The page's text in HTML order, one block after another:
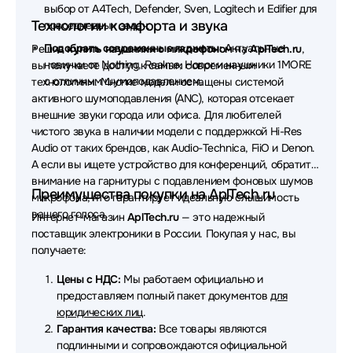
Наушники MUSIC PUBLIC KINGDOM
Наушники AverMedia Наушники OLMIO
Наушники Nothing Наушники Canyon
Наушники Dark Project Наушники Lyambda
Наушники AKG Наушники JVC
Наушники CROWN micro Наушники Ttec
Наушники X-Game Наушники Koss
Наушники Bowers & Wilkins Наушники Ritmix
Наушники MSI Наушники Hama
Наушники EPOS Наушники Dunu
выбор от A4Tech, Defender, Sven, Logitech и Edifier для
повседневных задач.
Подобрать современные гаджеты:Актуальные
новинки от Nothing, Realme, Honor и наушники 1MORE
с отличным шумоподавлением.
Технологии комфорта и звука
Решивкупить наушники с микрофономнаAplTech.ru,
вы получаете доступ к самым современным
технологиям. Многие модели оснащены системой
активного шумоподавления (ANC), которая отсекает
внешние звуки города или офиса. Для любителей
чистого звука в наличии модели с поддержкой Hi-Res
Audio от таких брендов, как Audio-Technica, FiiO и Denon.
А если вы ищете устройство для конференций, обратите
внимание на гарнитуры с подавлением фоновых шумов
микрофона, что гарантирует идеальную слышимость
вашего голоса.
Преимущества покупки на AplTech.ru
Интернет-магазин AplTech.ru— это надежный
поставщик электроники в России. Покупая у нас, вы
получаете:
Цены с НДС: Мы работаем официально и
предоставляем полный пакет документовдля
юридических лиц.
Гарантия качества: Все товары являются
подлинными и сопровождаются официальной